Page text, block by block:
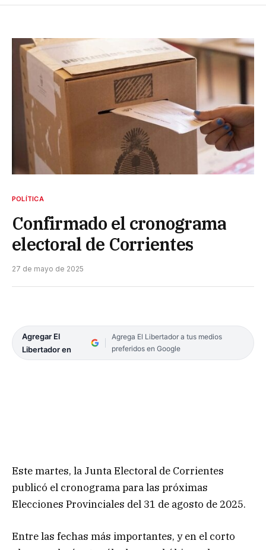
POLÍTICA
Confirmado el cronograma
electoral de Corrientes
27 de mayo de 2025
Agregar El
Libertador en
Agrega El Libertador a tus medios
preferidos en Google
Este martes, la Junta Electoral de Corrientes
publicó el cronograma para las próximas
Elecciones Provinciales del 31 de agosto de 2025.
Entre las fechas más importantes, y en el corto